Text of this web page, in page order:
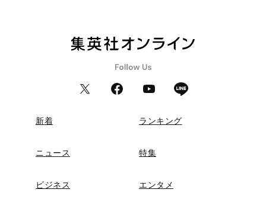
新着 ランキング
ニュース 特集
ビジネス エンタメ